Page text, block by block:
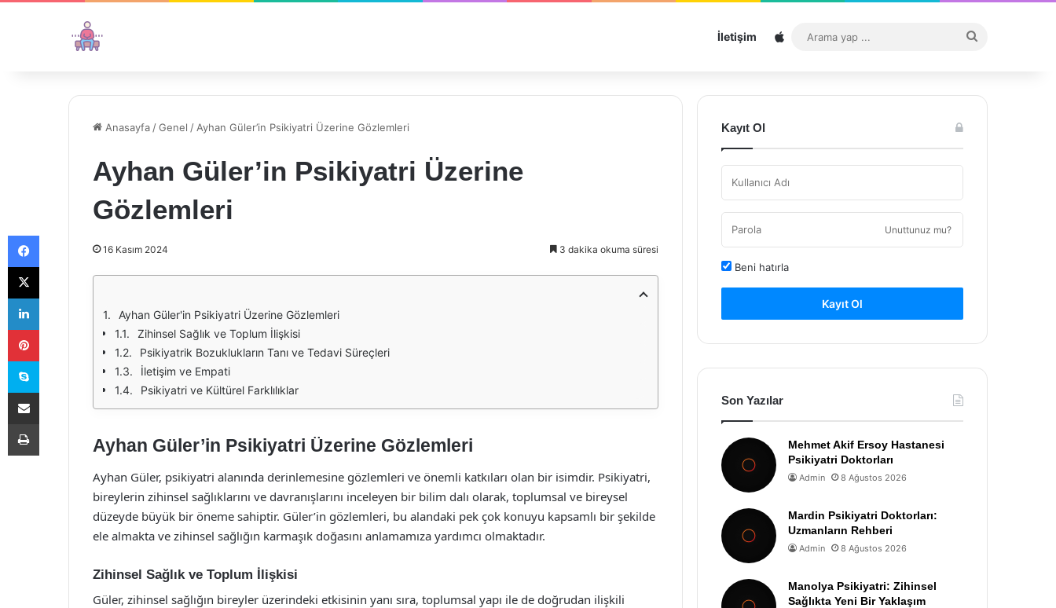
İletişim Sitemap
...
Anasayfa /Genel / Ayhan Güler’in Psikiyatri Üzerine Gözlemleri
Ayhan Güler’in Psikiyatri Üzerine
Gözlemleri
16 Kasım 2024 3 dakika okuma süresi
Ayhan Güler'in Psikiyatri Üzerine Gözlemleri
Zihinsel Sağlık ve Toplum İlişkisi
Psikiyatrik Bozuklukların Tanı ve Tedavi Süreçleri
İletişim ve Empati
Psikiyatri ve Kültürel Farklılıklar
Ayhan Güler’in Psikiyatri Üzerine Gözlemleri
Ayhan Güler, psikiyatri alanında derinlemesine gözlemleri ve önemli katkıları olan bir isimdir. Psikiyatri,
bireylerin zihinsel sağlıklarını ve davranışlarını inceleyen bir bilim dalı olarak, toplumsal ve bireysel
düzeyde büyük bir öneme sahiptir. Güler’in gözlemleri, bu alandaki pek çok konuyu kapsamlı bir şekilde
ele almakta ve zihinsel sağlığın karmaşık doğasını anlamamıza yardımcı olmaktadır.
Zihinsel Sağlık ve Toplum İlişkisi
Güler, zihinsel sağlığın bireyler üzerindeki etkisinin yanı sıra, toplumsal yapı ile de doğrudan ilişkili
Kayıt Ol
Unuttunuz mu?
Beni hatırla
Kayıt Ol
Son Yazılar
Mehmet Akif Ersoy Hastanesi
Psikiyatri Doktorları
Admin 8 Ağustos 2026
Mardin Psikiyatri Doktorları:
Uzmanların Rehberi
Admin 8 Ağustos 2026
Manolya Psikiyatri: Zihinsel
Sağlıkta Yeni Bir Yaklaşım
Facebook
X
LinkedIn
Pinterest
Skype
E-Posta ile paylaş